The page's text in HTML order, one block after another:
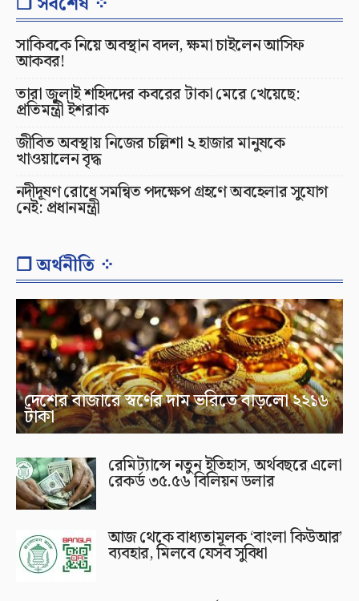
সাকিবকে নিয়ে অবস্থান বদল, ক্ষমা চাইলেন আসিফ
আকবর!
তারা জুলাই শহিদদের কবরের টাকা মেরে খেয়েছে:
প্রতিমন্ত্রী ইশরাক
জীবিত অবস্থায় নিজের চল্লিশা ২ হাজার মানুষকে
খাওয়ালেন বৃদ্ধ
নদীদূষণ রোধে সমন্বিত পদক্ষেপ গ্রহণে অবহেলার সুযোগ
নেই: প্রধানমন্ত্রী
❐ অর্থনীতি ⁘
দেশের বাজারে স্বর্ণের দাম ভরিতে বাড়লো ২২১৬
টাকা
রেমিট্যান্সে নতুন ইতিহাস, অর্থবছরে এলো
রেকর্ড ৩৫.৫৬ বিলিয়ন ডলার
আজ থেকে বাধ্যতামূলক ‘বাংলা কিউআর’
ব্যবহার, মিলবে যেসব সুবিধা